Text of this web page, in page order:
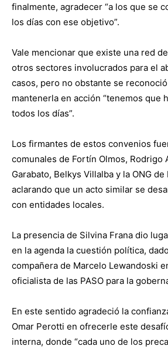
finalmente, agradecer “a los que se
los días con ese objetivo”.
Vale mencionar que existe una red
otros sectores involucrados para el
casos, pero no obstante se
mantenerla en acción “tenemos que
todos los días”.
Los firmantes de estos convenios
comunales de Fortín Olmos, Rodrigo
Garabato, Belkys Villalba y la ONG de
aclarando que un acto similar se
con entidades locales.
La presencia de Silvina Frana dio
en la agenda la cuestión política,
compañera de Marcelo Lewandoski
oficialista de las PASO para la
En este sentido agradeció la
Omar Perotti en ofrecerle este
interna, donde “cada uno de los